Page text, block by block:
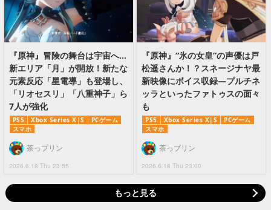
『原神』冒険の舞台は宇宙へ…
新エリア「月」が開放！新たな
元素反応「星電導」も登場し、
「リオセスリ」「八重神子」ら
7人が強化
PS5 Xbox Series X|S
PCゲーム
スマホ
2026.6.18 Thu 23:55
茶っプリン
『原神』“氷の女皇”の声優は戸
松遥さんか！？スネージナヤ最
新映像にボイス収録―プルチネ
ッラといったファトゥスの面々
も
PS5 Xbox Series X|S
PCゲーム
スマホ
2026.6.18 Thu 23:00
茶っプリン
もっと見る